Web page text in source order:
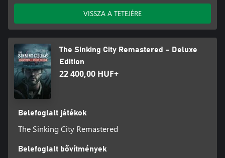
VISSZA A TETEJÉRE
The Sinking City Remastered – Deluxe
Edition
22 400,00 HUF+
Belefoglalt játékok
The Sinking City Remastered
Belefoglalt bővítmények